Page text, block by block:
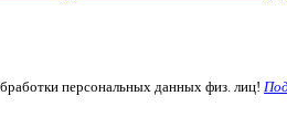
персональных данных физ. лиц!